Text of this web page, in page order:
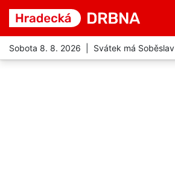
Sobota 8. 8. 2026 | Svátek má Soběslav